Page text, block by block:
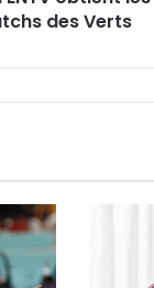
des Verts